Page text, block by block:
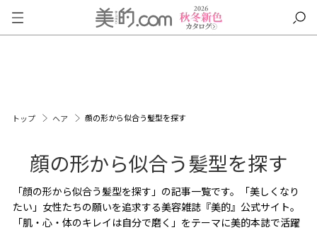
トップ ヘア 顔の形から似合う髪型を探す
顔の形から似合う髪型を探す
「顔の形から似合う髪型を探す」の記事一覧です。「美しくなり
たい」女性たちの願いを追求する美容雑誌『美的』公式サイト。
「肌・心・体のキレイは自分で磨く」をテーマに美的本誌で活躍